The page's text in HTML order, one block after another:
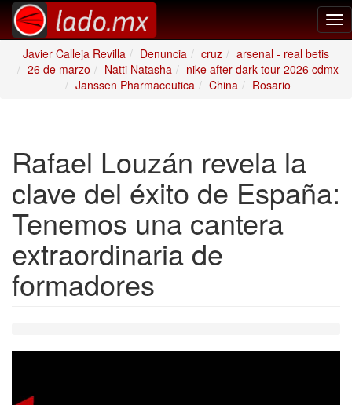
Javier Calleja Revilla
Denuncia cruz
arsenal - real betis
26 de marzo
Natti Natasha
nike after dark tour 2026 cdmx
Janssen Pharmaceutica
China Rosario
Rafael Louzán revela la
clave del éxito de España:
Tenemos una cantera
extraordinaria de
formadores